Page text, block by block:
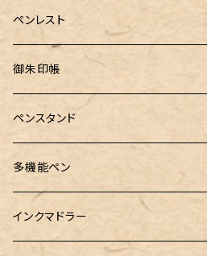
MONTBLANC（モンブラン）
PenC mini
スタイルフィット ゲルインク
RETRO51
RHODIA(ロディア)
ロットリング
マルチペン
Luddite（ラダイト）
KAYOU＋(カーユプラス)
IWI（アイダブリューアイ）
meister by POINT(マイスターバイポ
島田小割製材所
Ystudio（ワイスタジオ）
バハギア&クラフト
ツイスト消しゴム
MONS ORIS (モンズオーリス)
革製ペントレー
ペンレスト
ボルトレッティ
御朱印帳
富士ひのき御朱印帳【巓】
黄金富士ひのき御朱印帳
御朱印帳袋・カバー
ペンスタンド
Ystudio（ワイスタジオ）
多機能ペン
インクマドラー